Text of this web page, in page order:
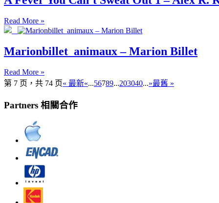
Read More »
Marionbillet_animaux – Marion Billet
Read More »
第 7 页，共 74 页« 最新«...56789...203040...»最舊 »
Partners 相關合作